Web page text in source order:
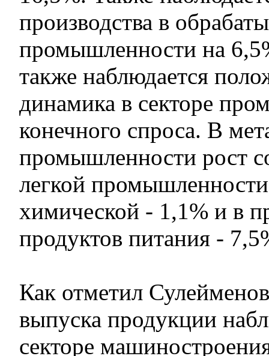
производства в
промышленности на
также наблюдается
динамика в секторе
конечного спроса. В
промышленности рост
легкой
химической - 1,1% и в
продуктов питания -
Как отметил
выпуска продукции
секторе